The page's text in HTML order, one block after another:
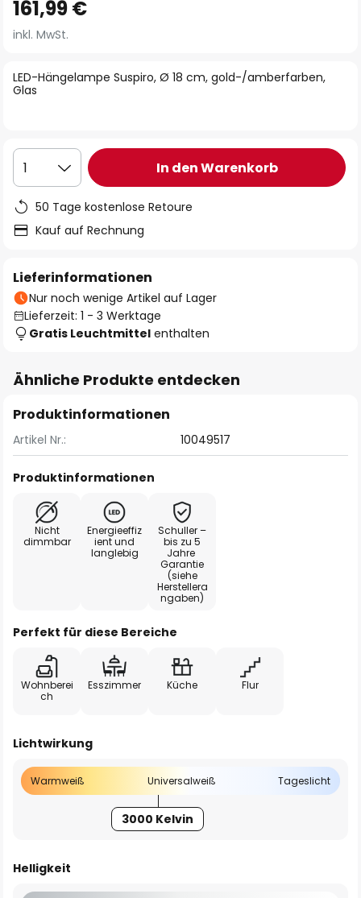
Anfang
der
springen
LED-Hängelampe Suspiro, Ø 18 cm, gold-/amberfarben,
Glas
161,99 €
inkl. MwSt.
1 In den Warenkorb
50 Tage kostenlose Retoure
Kauf auf Rechnung
Lieferinformationen
Nur noch wenige Artikel auf Lager
Lieferzeit: 1 - 3 Werktage
Gratis Leuchtmittel enthalten
Ähnliche Produkte entdecken
Produktinformationen
Artikel Nr.: 10049517
Produktinformationen
Nicht
dimmbar
Energieeffiz
ient und
langlebig
Schuller –
bis zu 5
Jahre
Garantie
(siehe
Herstellera
ngaben)
Perfekt für diese Bereiche
Wohnberei
ch
Esszimmer Küche Flur
Lichtwirkung
Warmweiß Universalweiß Tageslicht
3000 Kelvin
Helligkeit